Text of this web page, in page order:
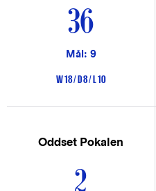
36
Mål: 9
W 18 / D 8 / L 10
Oddset Pokalen
2